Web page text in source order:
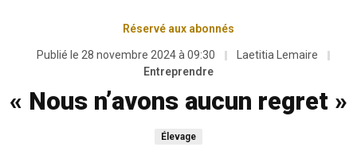
Réservé aux abonnés
Publié le 28 novembre 2024 à 09:30
Laetitia Lemaire
Entreprendre
« Nous n’avons aucun regret »
Élevage